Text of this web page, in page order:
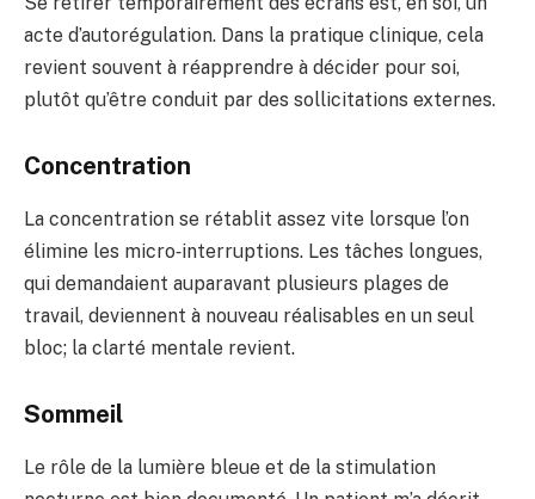
acte d’autorégulation. Dans la pratique clinique, cela
revient souvent à réapprendre à décider pour soi,
plutôt qu’être conduit par des sollicitations externes.
Concentration
La concentration se rétablit assez vite lorsque l’on
élimine les micro‑interruptions. Les tâches longues,
qui demandaient auparavant plusieurs plages de
travail, deviennent à nouveau réalisables en un seul
bloc; la clarté mentale revient.
Sommeil
Le rôle de la lumière bleue et de la stimulation